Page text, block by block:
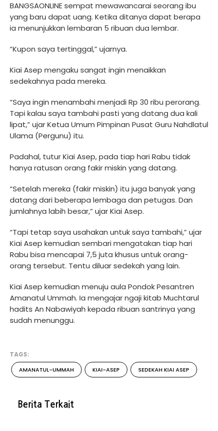
BANGSAONLINE sempat mewawancarai seorang ibu
yang baru dapat uang. Ketika ditanya dapat berapa
ia menunjukkan lembaran 5 ribuan dua lembar.
“Kupon saya tertinggal,” ujarnya.
Kiai Asep mengaku sangat ingin menaikkan
sedekahnya pada mereka.
“Saya ingin menambahi menjadi Rp 30 ribu perorang.
Tapi kalau saya tambahi pasti yang datang dua kali
lipat,” ujar Ketua Umum Pimpinan Pusat Guru Nahdlatul
Ulama (Pergunu) itu.
Padahal, tutur Kiai Asep, pada tiap hari Rabu tidak
hanya ratusan orang fakir miskin yang datang.
“Setelah mereka (fakir miskin) itu juga banyak yang
datang dari beberapa lembaga dan petugas. Dan
jumlahnya labih besar,” ujar Kiai Asep.
“Tapi tetap saya usahakan untuk saya tambahi,” ujar
Kiai Asep kemudian sembari mengatakan tiap hari
Rabu bisa mencapai 7,5 juta khusus untuk orang-
orang tersebut. Tentu diluar sedekah yang lain.
Kiai Asep kemudian menuju aula Pondok Pesantren
Amanatul Ummah. Ia mengajar ngaji kitab Muchtarul
hadits An Nabawiyah kepada ribuan santrinya yang
sudah menunggu.
TAGS:
AMANATUL-UMMAH KIAI-ASEP SEDEKAH KIAI ASEP
Berita Terkait